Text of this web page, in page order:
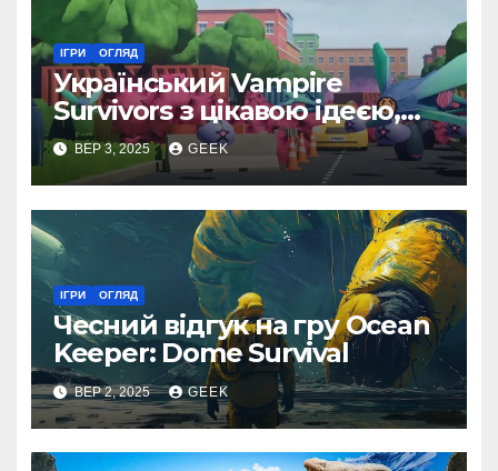
ІГРИ ОГЛЯД
Український Vampire
Survivors з цікавою ідеєю,
але доволі посередньою
реалізацією
ВЕР 3, 2025 GEEK
ІГРИ ОГЛЯД
Чесний відгук на гру Ocean
Keeper: Dome Survival
ВЕР 2, 2025 GEEK